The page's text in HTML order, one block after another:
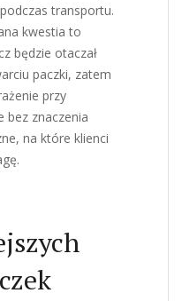
transportu.
kwestia to
będzie otaczał
paczki, zatem
przy
bez znaczenia
na które klienci